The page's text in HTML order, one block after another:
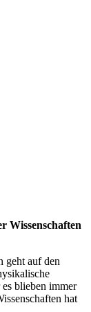
Wissenschaften
geht auf den
blieben immer
hat